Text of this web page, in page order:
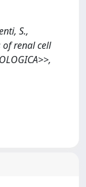
S.,
of renal cell